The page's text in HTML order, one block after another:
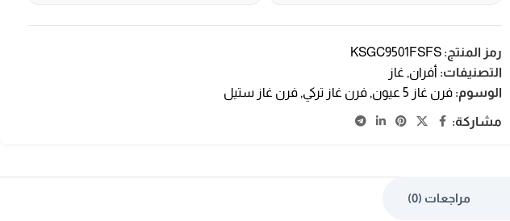
رمز المنتج: KSGC9501FSFS
التصنيفات: أفران, غاز
الوسوم: فرن غاز 5 عيون , فرن غاز تركي, فرن غاز ستيل
مشاركة:
مراجعات (0)